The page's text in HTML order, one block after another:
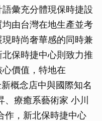
彙充分體現保時捷設
由台灣在地生產並考
時尚奢華感的同時兼
保時捷中心則致力推
價值，特地在
概念店中與國際知名
療癒系藝術家 小川
作，新北保時捷中心